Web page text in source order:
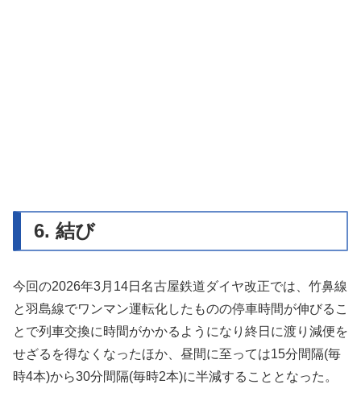
6. 結び
今回の2026年3月14日名古屋鉄道ダイヤ改正では、竹鼻線
と羽島線でワンマン運転化したものの停車時間が伸びるこ
とで列車交換に時間がかかるようになり終日に渡り減便を
せざるを得なくなったほか、昼間に至っては15分間隔(毎
時4本)から30分間隔(毎時2本)に半減することとなった。